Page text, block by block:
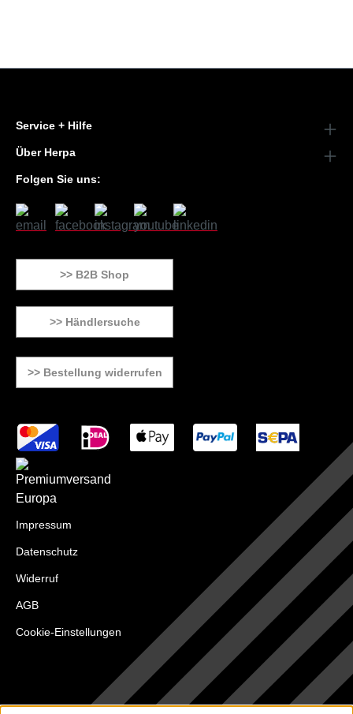
Service + Hilfe
Über Herpa
Folgen Sie uns:
>> B2B Shop
>> Händlersuche
>> Bestellung widerrufen
Impressum
Datenschutz
Widerruf
AGB
Cookie-Einstellungen